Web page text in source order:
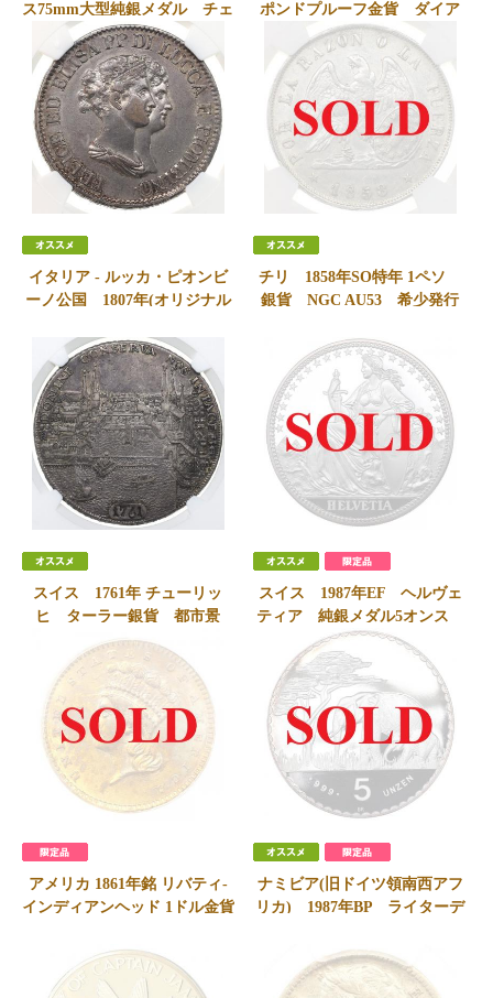
ス75mm大型純銀メダル チェ
コ貨幣協会105周年記念 NGC
PF70 Ultra Cameo パーフェ
クト レア
SOLD
ポンドプルーフ金貨 ダイア
ナ追悼 NGC PF69UCAM
SOLD
イタリア - ルッカ・ピオンビ
ーノ公国 1807年(オリジナル
リーチェ・バチョッキ=エリ
ザ・ボナパルト NGC XF45
300,000円
会員価格 290,000円
チリ 1858年SO特年 1ペソ
銀貨 NGC AU53 希少発行
SOLD
スイス 1761年 チューリッ
ヒ ターラー銀貨 都市景
観 NGC AU55
800,000円
会員価格 790,000
スイス 1987年EF ヘルヴェ
ティア 純銀メダル5オンス
プルーフ FDC完全未使用
限定1500枚
SOLD
アメリカ 1861年銘 リバティ-
インディアンヘッド 1ドル金貨
クグリーンラベル
SOLD
ナミビア(旧ドイツ領南西アフ
リカ) 1987年BP ライターデ
メダル5オンス プルーフ
FDC完全未使用